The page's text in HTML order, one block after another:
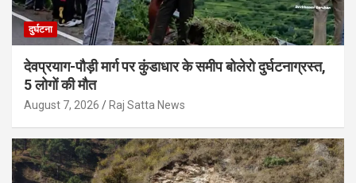
दुर्घटना
देवप्रयाग-पौड़ी मार्ग पर कुंडाधार के समीप बोलेरो दुर्घटनाग्रस्त,
5 लोगों की मौत
August 7, 2026 Raj Satta News